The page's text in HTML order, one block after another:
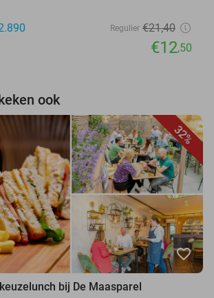
Regulier €21,40
€12,50
ook
32%
favorite_border
bij De Maasparel